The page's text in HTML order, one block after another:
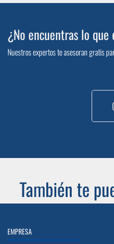
¿No encuentras lo que
Nuestros expertos te asesoran gratis
También te
EMPRESA